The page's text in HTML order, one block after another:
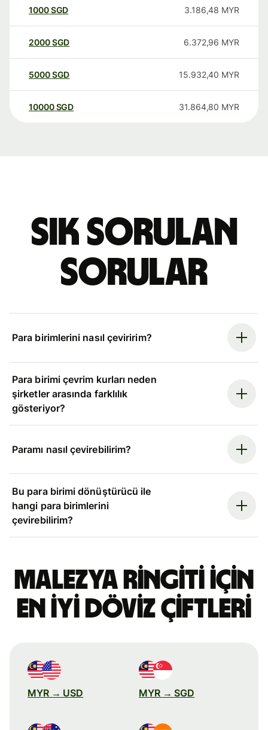
1000SGD 3.186,48 MYR
2000SGD 6.372,96 MYR
5000SGD 15.932,40 MYR
10000 SGD 31.864,80 MYR
Sık sorulan
sorular
Para birimlerini nasıl çeviririm?
Para birimi çevrim kurları neden
şirketler arasında farklılık
gösteriyor?
Paramı nasıl çevirebilirim?
Bu para birimi dönüştürücü ile
hangi para birimlerini
çevirebilirim?
Malezya ringiti için
en iyi döviz çiftleri
MYR → USD MYR → SGD